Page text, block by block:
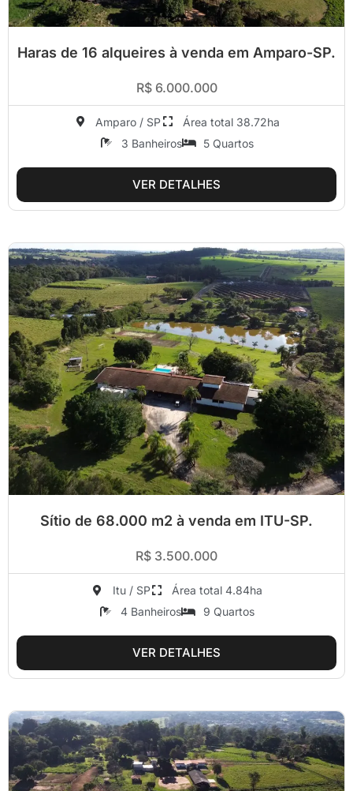
Haras de 16 alqueires à venda em Amparo-SP.
R$ 6.000.000
Amparo / SP
Área total 38.72ha
3 Banheiros
5 Quartos
VER DETALHES
Sítio de 68.000 m2 à venda em ITU-SP.
R$ 3.500.000
Itu / SP
Área total 4.84ha
4 Banheiros
9 Quartos
VER DETALHES